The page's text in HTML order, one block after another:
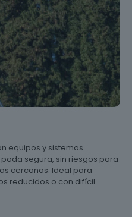
equipos y sistemas
segura, sin riesgos para
cercanas. Ideal para
reducidos o con difícil